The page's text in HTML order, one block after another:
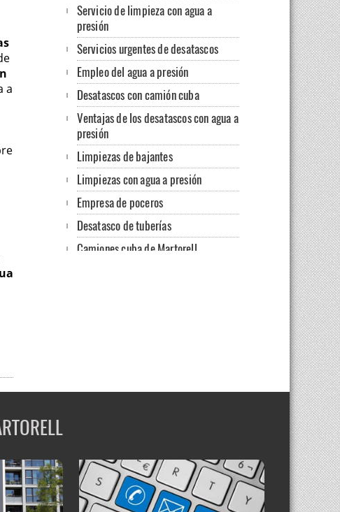
a
Servicio de limpieza con agua a
presión
Servicios urgentes de desatascos
Empleo del agua a presión
Desatascos con camión cuba
Ventajas de los desatascos con agua a
presión
Limpiezas de bajantes
Limpiezas con agua a presión
Empresa de poceros
Desatasco de tuberías
Camiones cuba de Martorell
Limpieza de redes de agua
Limpieza de desagües en fregaderos y
bajantes